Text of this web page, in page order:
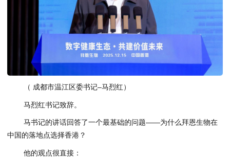
（ 成都市温江区委书记–马烈红）
马烈红书记致辞。
马书记的讲话回答了一个最基础的问题——为什么拜恩生物在
中国的落地点选择香港？
他的观点很直接：